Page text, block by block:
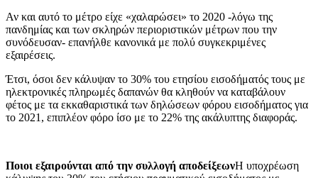
Αν και αυτό το μέτρο είχε «χαλαρώσει» το 2020 -λόγω της
πανδημίας και των σκληρών περιοριστικών μέτρων που την
συνόδευσαν- επανήλθε κανονικά με πολύ συγκεκριμένες
εξαιρέσεις.
Έτσι, όσοι δεν κάλυψαν το 30% του ετησίου εισοδήματός τους με
ηλεκτρονικές πληρωμές δαπανών θα κληθούν να καταβάλουν
φέτος με τα εκκαθαριστικά των δηλώσεων φόρου εισοδήματος για
το 2021, επιπλέον φόρο ίσο με το 22% της ακάλυπτης διαφοράς.
Ποιοι εξαιρούνται από την συλλογή αποδείξεωνΗ υποχρέωση